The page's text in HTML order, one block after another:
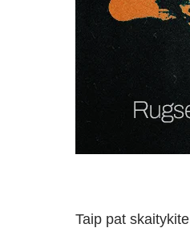
Taip pat skaitykite